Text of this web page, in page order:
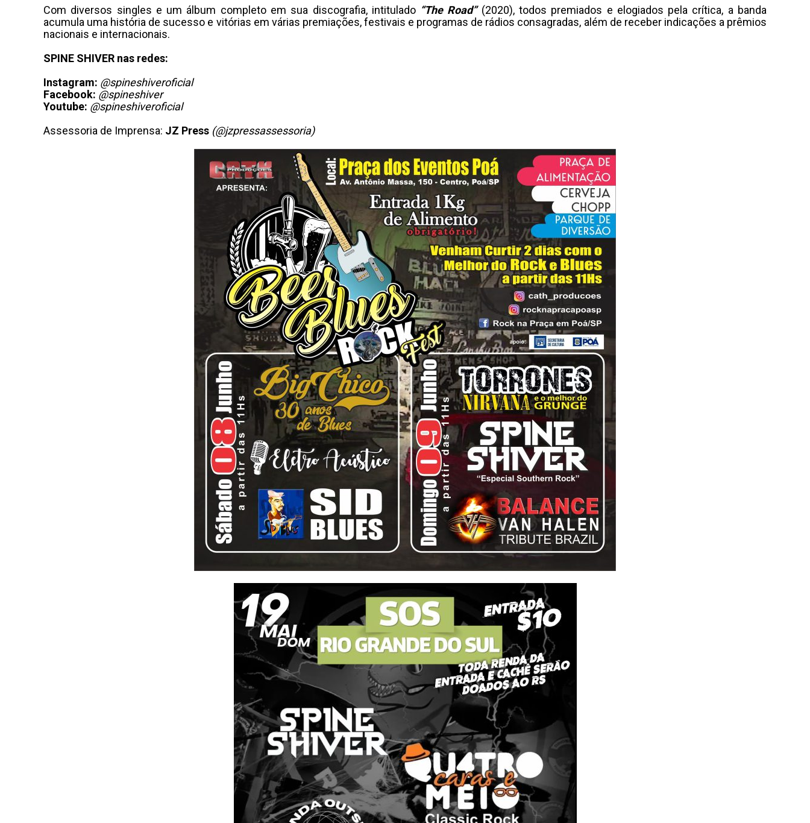
Com diversos singles e um álbum completo em sua discografia, intitulado “The Road” (2020), todos premiados e elogiados pela crítica, a banda
acumula uma história de sucesso e vitórias em várias premiações, festivais e programas de rádios consagradas, além de receber indicações a prêmios
nacionais e internacionais.
SPINE SHIVER nas redes:
Instagram: @spineshiveroficial
Facebook: @spineshiver
Youtube: @spineshiveroficial
Assessoria de Imprensa: JZ Press (@jzpressassessoria)